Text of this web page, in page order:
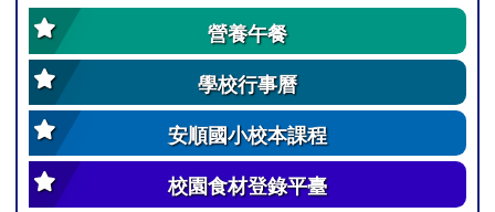
營養午餐
學校行事曆
安順國小校本課程
校園食材登錄平臺